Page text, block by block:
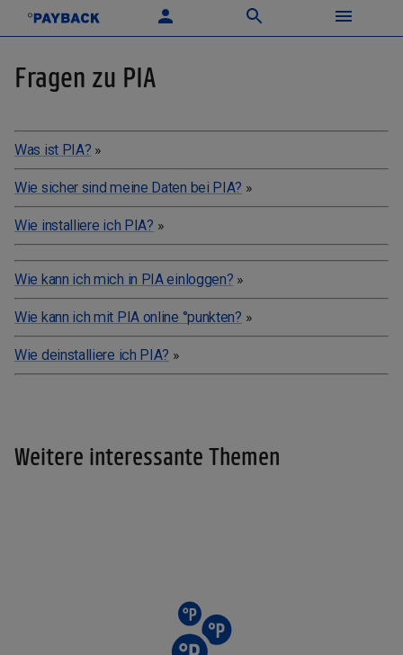
Fragen zu PIA
Was ist PIA? »
Wie sicher sind meine Daten bei PIA? »
Wie installiere ich PIA? »
Wie kann ich mich in PIA einloggen? »
Wie kann ich mit PIA online °punkten? »
Wie deinstalliere ich PIA? »
Weitere interessante Themen